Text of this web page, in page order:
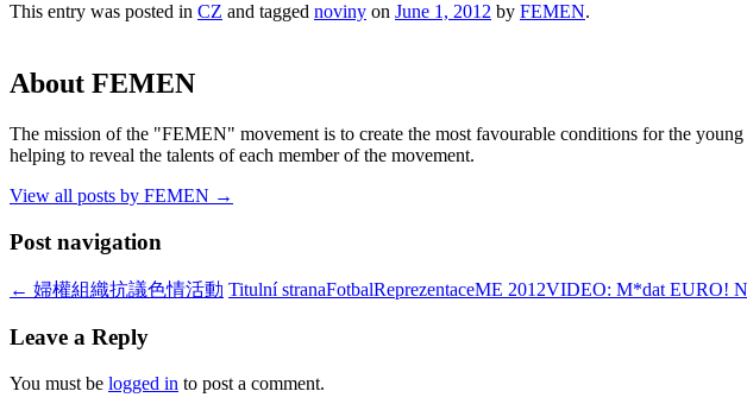
This entry was posted in CZ and tagged noviny on June 1, 2012 by FEMEN.
About FEMEN
The mission of the "FEMEN" movement is to create the most favourable conditions for the
helping to reveal the talents of each member of the movement.
View all posts by FEMEN →
Post navigation
← 婦權組織抗議色情活動 Titulní stranaFotbalReprezentaceME 2012VIDEO: M*dat EURO!
Leave a Reply
You must be logged in to post a comment.